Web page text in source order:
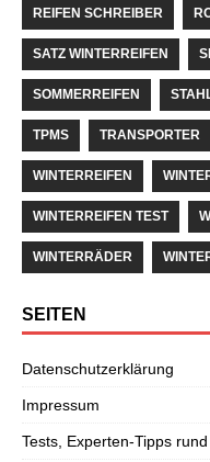
REIFEN SCHREIBER
SATZ WINTERREIFEN
SOMMERREIFEN
TPMS TRANSPORTER
WINTERREIFEN
WINTERREIFEN TEST
WINTERRÄDER
SEITEN
Datenschutzerklärung
Impressum
Tests, Experten-Tipps